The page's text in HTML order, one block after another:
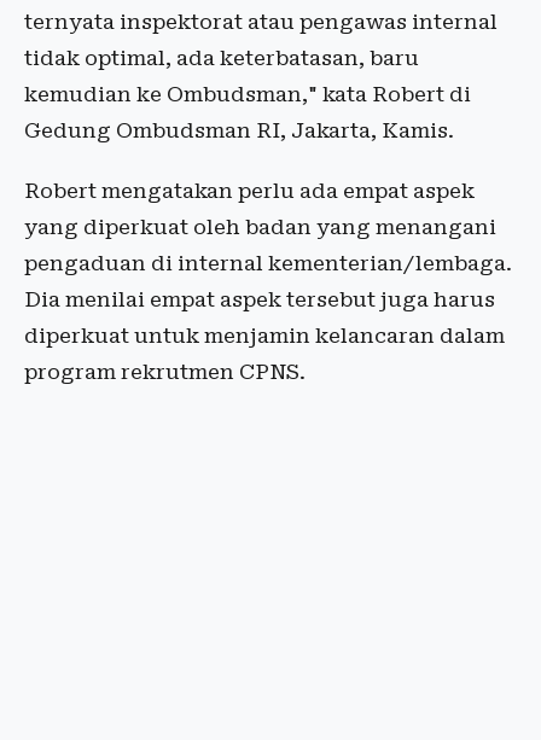
ternyata inspektorat atau pengawas internal
tidak optimal, ada keterbatasan, baru
kemudian ke Ombudsman," kata Robert di
Gedung Ombudsman RI, Jakarta, Kamis.
Robert mengatakan perlu ada empat aspek
yang diperkuat oleh badan yang menangani
pengaduan di internal kementerian/lembaga.
Dia menilai empat aspek tersebut juga harus
diperkuat untuk menjamin kelancaran dalam
program rekrutmen CPNS.